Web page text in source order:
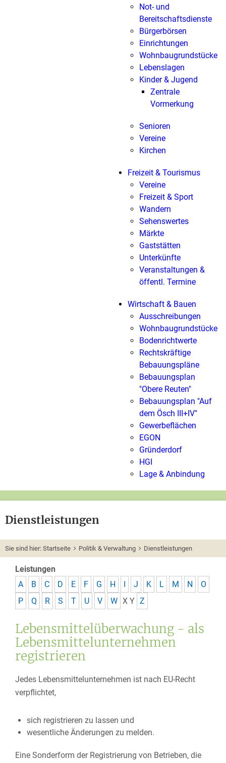
Not- und
Bereitschaftsdienste
Bürgerbörsen
Einrichtungen
Wohnbaugrundstücke
Lebenslagen
Kinder & Jugend
Zentrale
Vormerkung
Senioren
Vereine
Kirchen
Freizeit & Tourismus
Vereine
Freizeit & Sport
Wandern
Sehenswertes
Märkte
Gaststätten
Unterkünfte
Veranstaltungen &
öffentl. Termine
Wirtschaft & Bauen
Ausschreibungen
Wohnbaugrundstücke
Bodenrichtwerte
Rechtskräftige
Bebauungspläne
Bebauungsplan
"Obere Reuten"
Bebauungsplan "Auf
dem Ösch III+IV"
Gewerbeflächen
EGON
Gründerdorf
HGI
Lage & Anbindung
Dienstleistungen
Sie sind hier: Startseite Politik & Verwaltung Dienstleistungen
Leistungen
A
B C D E F G H I J K L M N
O
P
Q R S T U V W X Y Z
Lebensmittelüberwachung - als
Lebensmittelunternehmen
registrieren
Jedes Lebensmittelunternehmen ist nach EU-Recht
verpflichtet,
sich registrieren zu lassen und
wesentliche Änderungen zu melden.
Eine Sonderform der Registrierung von Betrieben, die